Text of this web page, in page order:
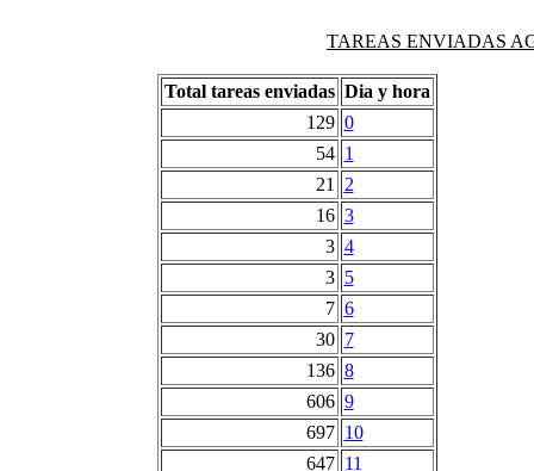
TAREAS ENVIADAS
Total tareas enviadas Dia y hora
129 0
54 1
21
2
16 3
3 4
3 5
7 6
30 7
136 8
606 9
697 10
647 11